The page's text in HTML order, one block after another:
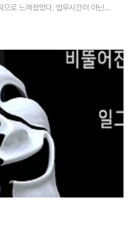
로 느껴졌었다. 업무시간이 아닌
라 성실한 직원이 되는 분위기, 주
사 전체가 나태하게 시간을 보내고
한 생각을 많은 실무자들이 공감함
화속도는 답답할 수 밖에 없었다.
실성이라는 한계로 판단해버리는 현